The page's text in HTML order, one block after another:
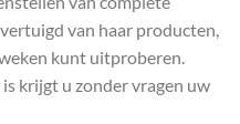
van haar producten,
kunt uitproberen.
krijgt u zonder vragen uw